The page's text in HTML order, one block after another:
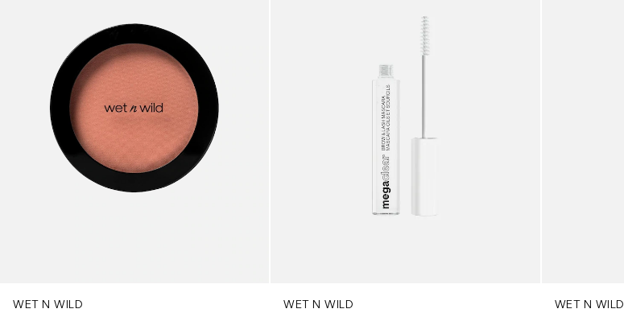
WET N WILD
WET N WILD
WET N WILD